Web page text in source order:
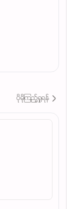
ပိုမိုကြည့်ရှုရန်